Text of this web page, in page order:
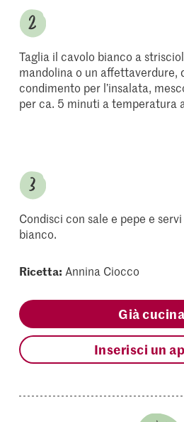
Taglia il cavolo bianco a
mandolina o un affettaverdure,
condimento per l’insalata,
per ca. 5 minuti a temperatura
Condisci con sale e pepe e
bianco.
Ricetta: Annina Ciocco
Già
Inserisci un